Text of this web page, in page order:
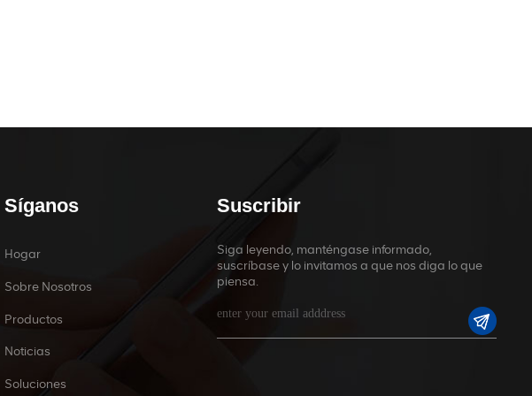
Síganos
Hogar
Sobre Nosotros
Productos
Noticias
Soluciones
Suscribir
Siga leyendo, manténgase informado,
suscríbase y lo invitamos a que nos diga lo que
piensa.